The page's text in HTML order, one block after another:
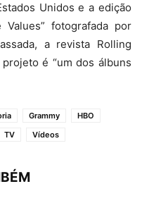
Unidos e a edição
fotografada por
a revista Rolling
é “um dos álbuns
Grammy
HBO
TV Vídeos